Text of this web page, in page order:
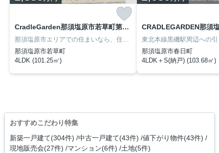
CradleGarden那須塩原市若草町第8 1号棟
那須塩原市エリアでの住まいなら、住み心地も快適な「LiveleGarden.S那須塩原市若草町第8 １号棟」はいかがでしょうか。ファミリー向けのポイント、稲村小学校が徒歩18分のところにあります。不動産情報をお求めなら、このまち不動産までご連絡ください。お問い合わせは028-688-8963から承っております。
那須塩原市若草町
4LDK (101.25㎡)
那須塩原市春日町
4LDK＋S(納戸) (103.68㎡)
おすすめこだわり特集
新築一戸建て(304件) 中古一戸建て(43件) 値下がり物件(43件)
現地販売会(27件) マンション(6件) 土地(5件)